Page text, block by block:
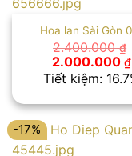
Hoa lan Sài Gòn
2.400.000₫
Giá
gốc
là:
2.000.000 ₫
Tiết kiệm:
-17%